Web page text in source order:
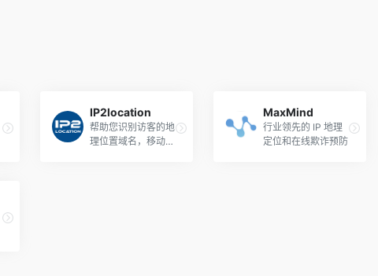
IP2location
帮助您识别访客的地
理位置域名，移动运
MaxMind
行业领先的 IP 地理
定位和在线欺诈预防